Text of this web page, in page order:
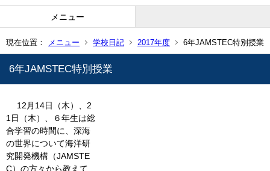
メニュー
現在位置： メニュー 学校日記 2017年度 6年JAMSTEC特別授業
6年JAMSTEC特別授業
12月14日（木）、2
1日（木）、６年生は総
合学習の時間に、深海
の世界について海洋研
究開発機構（JAMSTE
C）の方々から教えて